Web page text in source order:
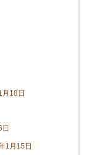
18日
1月15日